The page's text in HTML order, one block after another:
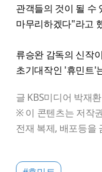
관객들의 것이 될 수
마무리하겠다"라고
류승완 감독의 신작
초기대작인 '휴민트'
글 KBS미디어 박재
※ 이 콘텐츠는 저작
전재 복제, 배포등을